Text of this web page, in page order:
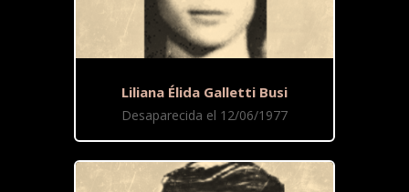
Liliana Élida Galletti Busi
Desaparecida el 12/06/1977